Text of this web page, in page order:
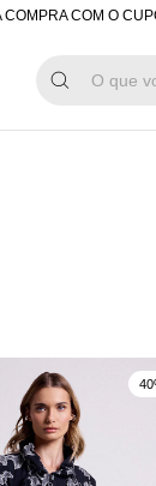
COM O CUPOM